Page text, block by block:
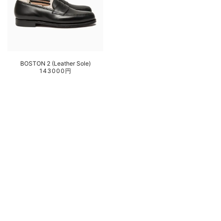
BOSTON 2 (Leather Sole)
143000円